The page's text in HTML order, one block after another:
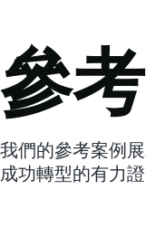
參
我們的參考案例
成功轉型的有力